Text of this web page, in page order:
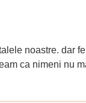
noastre. dar
ca nimeni nu